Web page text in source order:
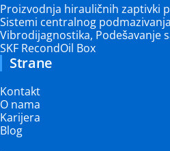
Proizvodnja hirauličnih zaptivki
Sistemi centralnog podmazivanja
Vibrodijagnostika, Podešavanje
SKF RecondOil Box
Strane
Kontakt
O nama
Karijera
Blog